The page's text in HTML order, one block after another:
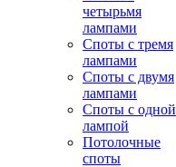
четырьмя
лампами
Споты с тремя
лампами
Споты с двумя
лампами
Споты с одной
лампой
Потолочные
споты